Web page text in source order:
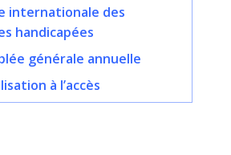
internationale des
handicapées
générale annuelle
à l’accès